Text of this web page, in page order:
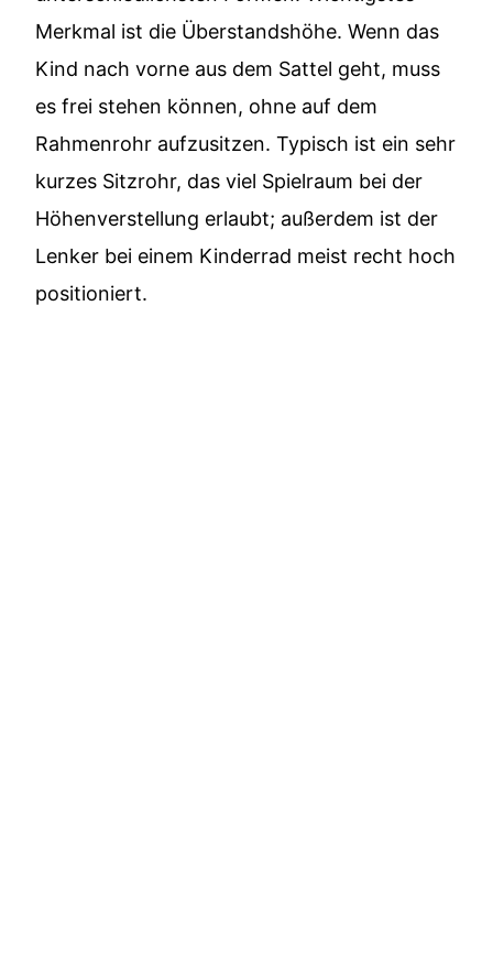
Merkmal ist die Überstandshöhe. Wenn das
Kind nach vorne aus dem Sattel geht, muss
es frei stehen können, ohne auf dem
Rahmenrohr aufzusitzen. Typisch ist ein sehr
kurzes Sitzrohr, das viel Spielraum bei der
Höhenverstellung erlaubt; außerdem ist der
Lenker bei einem Kinderrad meist recht hoch
positioniert.